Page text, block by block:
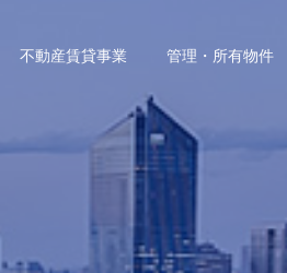
不動産賃貸事業 管理・所有物件